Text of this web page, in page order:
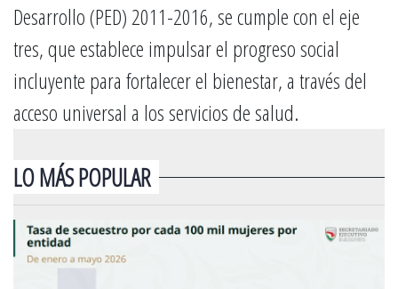
Desarrollo (PED) 2011-2016, se cumple con el eje
tres, que establece impulsar el progreso social
incluyente para fortalecer el bienestar, a través del
acceso universal a los servicios de salud.
LO MÁS POPULAR